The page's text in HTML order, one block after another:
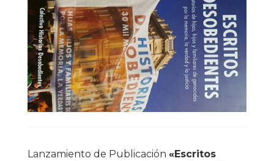
Lanzamiento de Publicación «Escritos